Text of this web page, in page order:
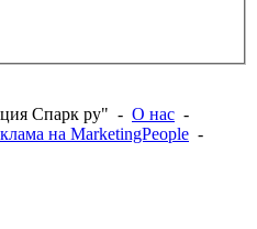
Спарк ру" - О нас -
на MarketingPeople -